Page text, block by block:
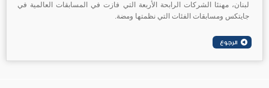
لبنان، مهنئا الشركات الرابحة الأربعة التي فازت في المسابقات العالمية في
جايتكس ومسابقات الفئات التي نظمتها ومضة.